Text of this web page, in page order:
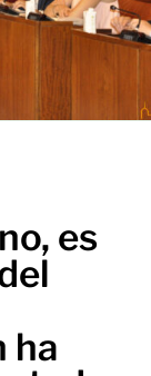
es
ha